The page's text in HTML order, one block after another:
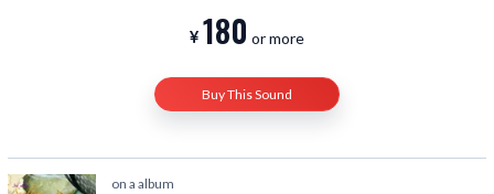
Just the Two of Us(Grover Washington Jr.)
Shape of My Heart ～ instrumental(Sting)
180 or more
Buy This Sound
on a album